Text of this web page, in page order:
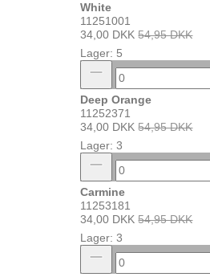
White
11251001
34,00 DKK 54,95 DKK
Lager: 5
Deep Orange
11252371
34,00 DKK 54,95 DKK
Lager: 3
Carmine
11253181
34,00 DKK 54,95 DKK
Lager: 3